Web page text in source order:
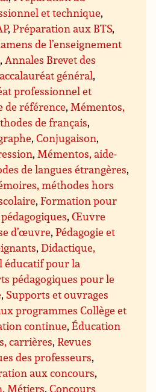
et technique,
,Préparation aux BTS,
de l’enseignement
, Annales Brevet des
général,
professionnel et
de référence, Mémentos,
de français,
,Conjugaison,
, Mémentos, aide-
de langues étrangères,
méthodes hors
,Formation pour
,Œuvre
d’œuvre,Pédagogie et
,Didactique,
éducatif pour la
pédagogiques pour le
, Supports et ouvrages
programmes Collège et
continue,Éducation
carrières,Revues
des professeurs,
aux concours,
Métiers,Concours